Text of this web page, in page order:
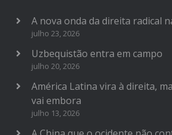
A nova onda da direita radical
julho 23, 2026
Uzbequistão entra em campo
julho 20, 2026
América Latina vira à direita,
vai embora
julho 13, 2026